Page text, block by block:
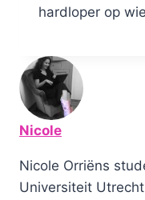
hardloper op
Nicole
Nicole Orriëns
Universiteit